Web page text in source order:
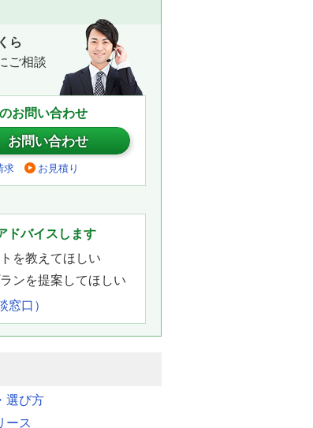
ら
ご相談
お問い合わせ
お問い合わせ
求 お見積り
ドバイスします
を教えてほしい
ンを提案してほしい
口）
選び方
ース